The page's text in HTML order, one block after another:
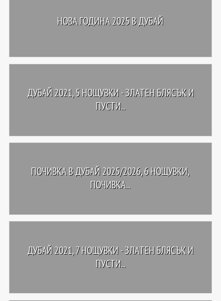
НОВА ГОДИНА 2025 В ДУБАЙ
ДУБАЙ 2021, 5 НОЩУВКИ - ЗЛАТЕН БЛЯСЪК И
ПУСТИ...
ПОЧИВКА В ДУБАЙ 2025/2026, 6 НОЩУВКИ,
ПОЧИВКА...
ДУБАЙ 2021, 7 НОЩУВКИ - ЗЛАТЕН БЛЯСЪК И
ПУСТИ...